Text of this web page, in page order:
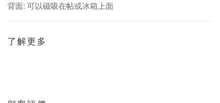
背面: 可以磁吸在帖或冰箱上面
了解更多